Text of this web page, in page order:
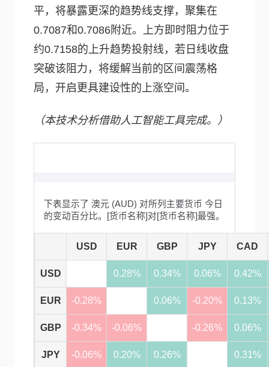
平，将暴露更深的趋势线支撑，聚集在
0.7087和0.7086附近。上方即时阻力位于
约0.7158的上升趋势投射线，若日线收盘
突破该阻力，将缓解当前的区间震荡格
局，开启更具建设性的上涨空间。
（本技术分析借助人工智能工具完成。）
下表显示了 澳元 (AUD) 对所列主要货币 今日
的变动百分比。[货币名称]对[货币名称]最强。
USD EUR GBP JPY CAD
USD 0.28% 0.34% 0.06% 0.42%
EUR -0.28% 0.06% -0.20% 0.13%
GBP -0.34% -0.06% -0.26% 0.06%
JPY -0.06% 0.20% 0.26% 0.31%